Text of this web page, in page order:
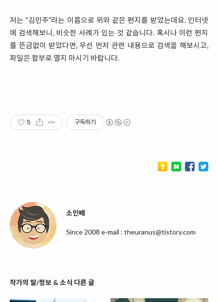
저는 “김민주”라는 이름으로 위와 같은 편지를 받았는데요. 인터넷
에 검색해보니, 비슷한 사례가 있는 것 같습니다. 혹시나 이런 편지
를 뜬금없이 받았다면, 우선 먼저 관련 내용으로 검색을 해보시고,
파일은 함부로 열지 마시기 바랍니다.
5 구독하기
소인배
Since 2008 e-mail : theuranus@tistory.com
작가의 말/정보 & 소식 다른 글